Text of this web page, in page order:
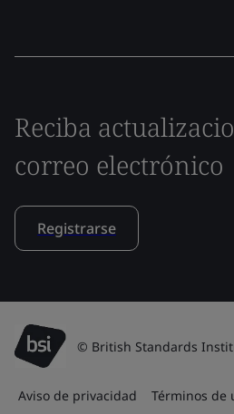
Reciba
correo electrónico
Registrarse
© British Standards
Aviso de privacidad Términos de